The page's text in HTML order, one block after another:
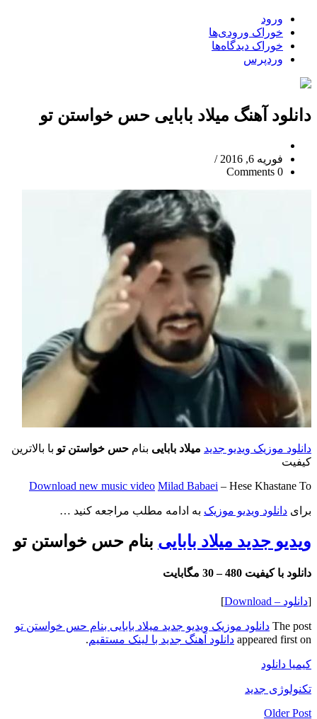
ورود
خوراک ورودی‌ها
خوراک دیدگاه‌ها
وردپرس
دانلود آهنگ میلاد بابایی حس خواستن تو
فوریه 6, 2016
/
0 Comments
دانلود موزیک ویدیو جدید میلاد بابایی بنام حس خواستن تو با بالاترین
کیفیت
Download new music video Milad Babaei – Hese Khastane To
برای دانلود ویدیو موزیک به ادامه مطلب مراجعه کنید …
ویدیو جدید میلاد بابایی بنام حس خواستن تو
دانلود با کیفیت 480 – 30 مگابایت
[دانلود – Download ]
The post دانلود موزیک ویدیو جدید میلاد بابایی بنام حس خواستن تو
appeared first on دانلود آهنگ جدید با لینک مستقیم.
کیمیا دانلود
تکنولوژی جدید
Older Post